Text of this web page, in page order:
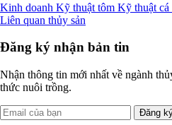
Kinh doanh Kỹ thuật tôm Kỹ thuật cá
Liên quan thủy sản
Đăng ký nhận bản tin
Nhận thông tin mới nhất về ngành
thức nuôi trồng.
Đăng